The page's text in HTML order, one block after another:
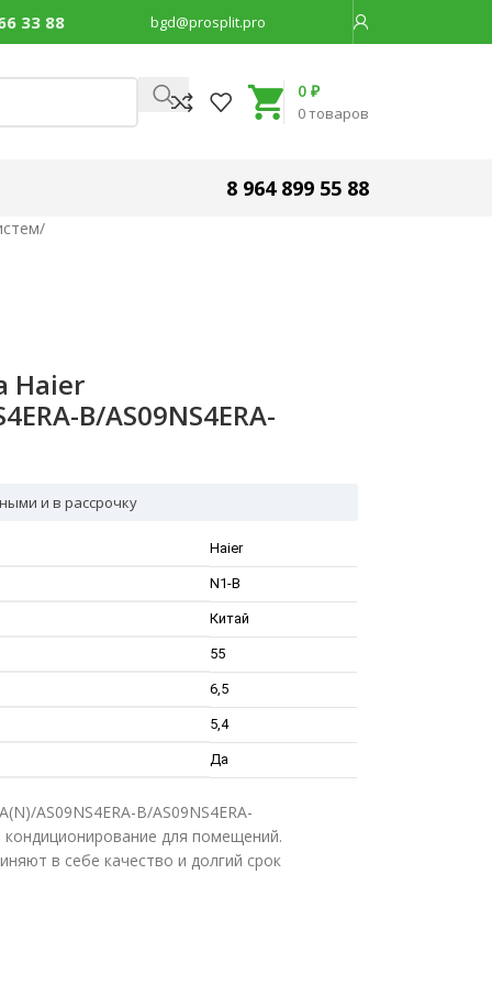
33 88 bgd@prosplit.pro
0товаров
0 ₽
8 964 899 55 88
/
Haier
B/AS09NS4ERA-
и в рассрочку
Haier
N1-B
Китай
55
6,5
5,4
Да
AS09NS4ERA-B/AS09NS4ERA-
кондиционирование для помещений.
в себе качество и долгий срок